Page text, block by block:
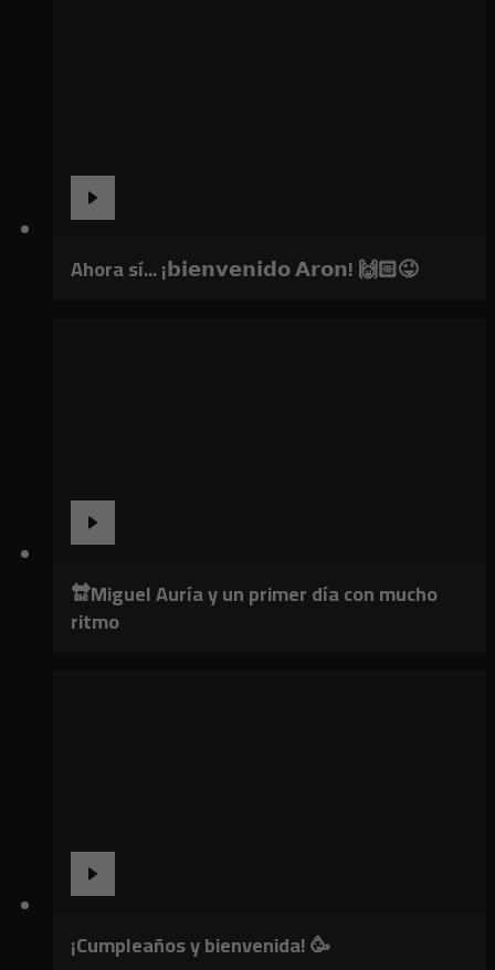
Ahora sí... ¡𝗯𝗶𝗲𝗻𝘃𝗲𝗻𝗶𝗱𝗼 𝗔𝗿𝗼𝗻! 🙌🏻😜
🔛Miguel Auría y un primer día con mucho
ritmo
¡Cumpleaños y bienvenida! 🥳